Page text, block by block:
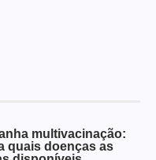
multivacinação:
quais doenças as